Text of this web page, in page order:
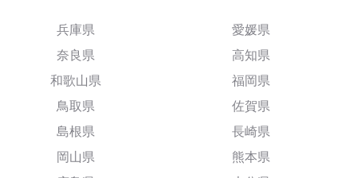
兵庫県
奈良県
和歌山県
鳥取県
島根県
岡山県
愛媛県
高知県
福岡県
佐賀県
長崎県
熊本県